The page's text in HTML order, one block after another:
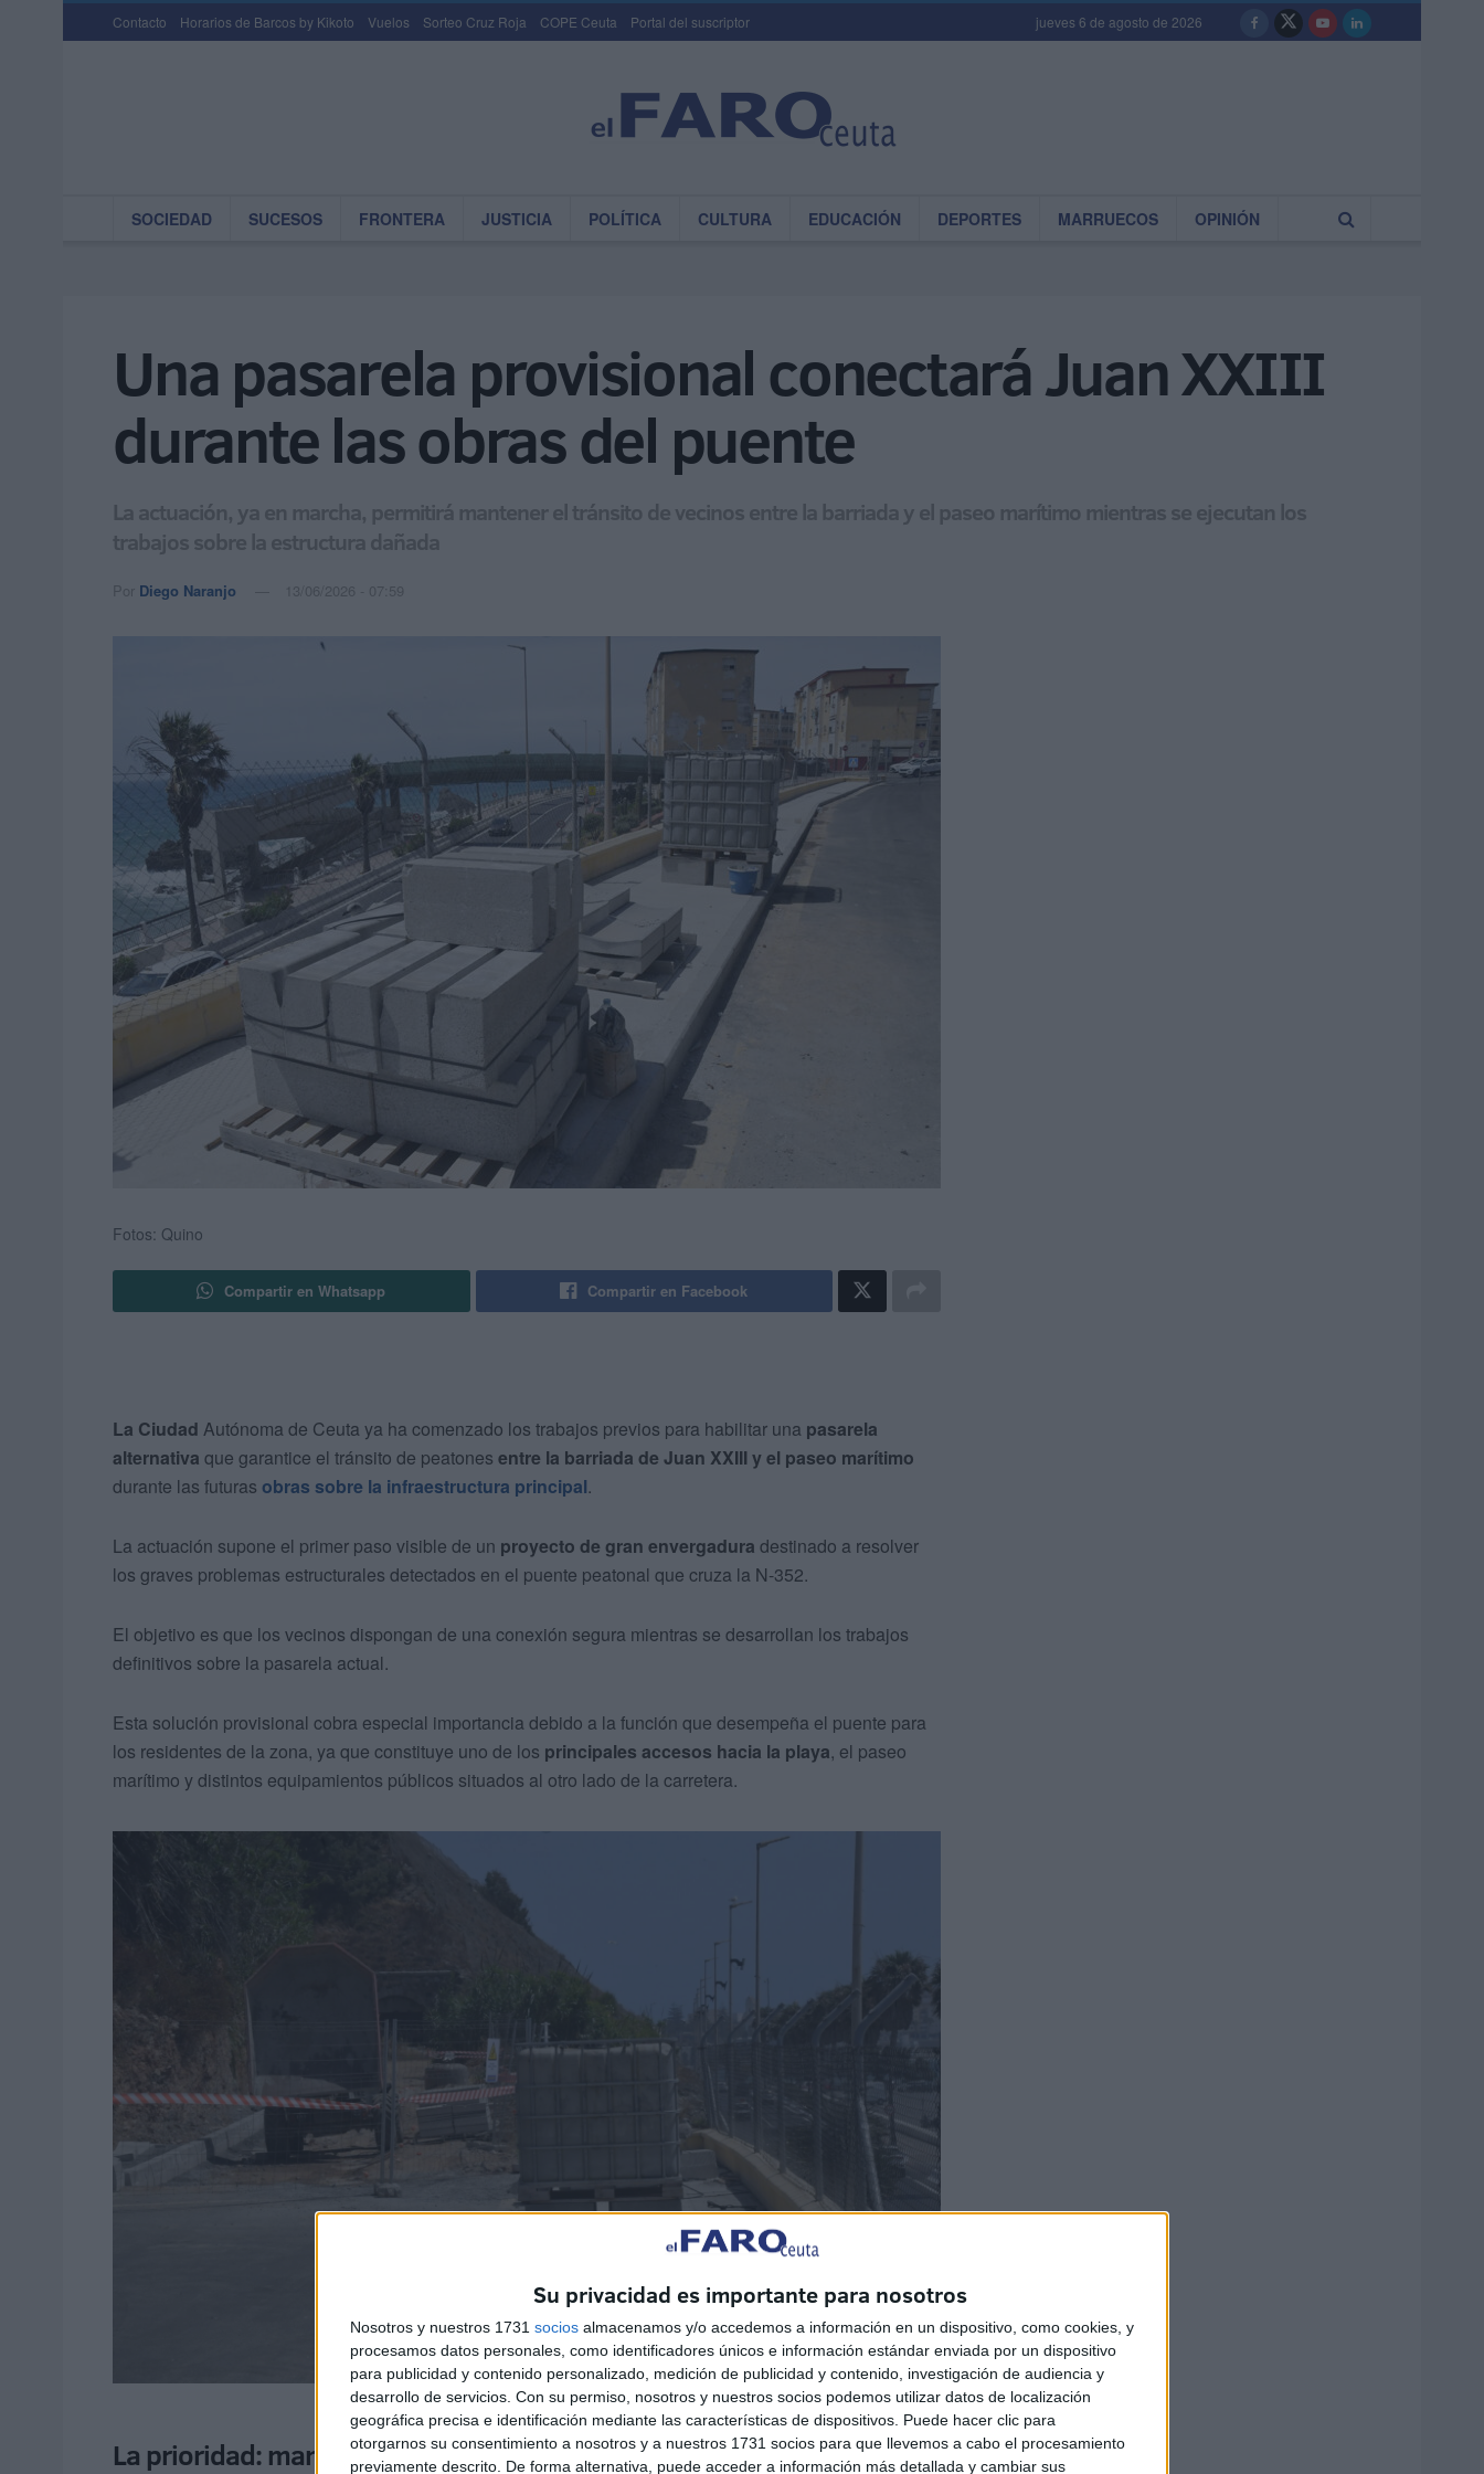
Su privacidad es importante para nosotros
Nosotros y nuestros 1731 socios almacenamos y/o accedemos a información en un dispositivo, como cookies, y
procesamos datos personales, como identificadores únicos e información estándar enviada por un dispositivo
para publicidad y contenido personalizado, medición de publicidad y contenido, investigación de audiencia y
desarrollo de servicios. Con su permiso, nosotros y nuestros socios podemos utilizar datos de localización
geográfica precisa e identificación mediante las características de dispositivos. Puede hacer clic para
otorgarnos su consentimiento a nosotros y a nuestros 1731 socios para que llevemos a cabo el procesamiento
previamente descrito. De forma alternativa, puede acceder a información más detallada y cambiar sus
Contacto Horarios de Barcos by Kikoto Vuelos Sorteo Cruz Roja COPE Ceuta Portal del suscriptor jueves 6 de agosto de 2026
SOCIEDAD SUCESOS FRONTERA JUSTICIA POLÍTICA CULTURA EDUCACIÓN DEPORTES MARRUECOS OPINIÓN
Una pasarela provisional conectará Juan XXIII
durante las obras del puente
La actuación, ya en marcha, permitirá mantener el tránsito de vecinos entre la barriada y el paseo marítimo mientras se ejecutan los
trabajos sobre la estructura dañada
Por Diego Naranjo 13/06/2026 - 07:59
Fotos: Quino
Compartir en Whatsapp Compartir en Facebook
La Ciudad Autónoma de Ceuta ya ha comenzado los trabajos previos para habilitar una pasarela
alternativa que garantice el tránsito de peatones entre la barriada de Juan XXIII y el paseo marítimo
durante las futuras obras sobre la infraestructura principal.
La actuación supone el primer paso visible de un proyecto de gran envergadura destinado a resolver
los graves problemas estructurales detectados en el puente peatonal que cruza la N-352.
El objetivo es que los vecinos dispongan de una conexión segura mientras se desarrollan los trabajos
definitivos sobre la pasarela actual.
Esta solución provisional cobra especial importancia debido a la función que desempeña el puente para
los residentes de la zona, ya que constituye uno de los principales accesos hacia la playa, el paseo
marítimo y distintos equipamientos públicos situados al otro lado de la carretera.
La prioridad: mantener la conexión vecinal